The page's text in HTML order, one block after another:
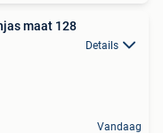
maat 128
Details
Vandaag